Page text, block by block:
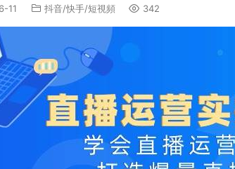
11 抖音/快手/短視頻 342